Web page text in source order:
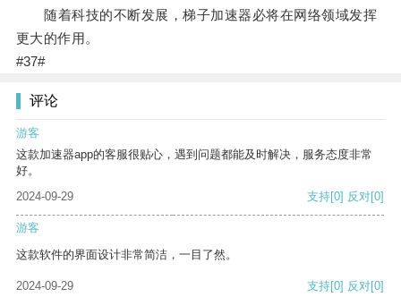
随着科技的不断发展，梯子加速器必将在网络领域发挥
更大的作用。
#37#
评论
游客
这款加速器app的客服很贴心，遇到问题都能及时解决，服务态度非常
好。
2024-09-29
支持[0] 反对[0]
游客
这款软件的界面设计非常简洁，一目了然。
2024-09-29 支持[0] 反对[0]